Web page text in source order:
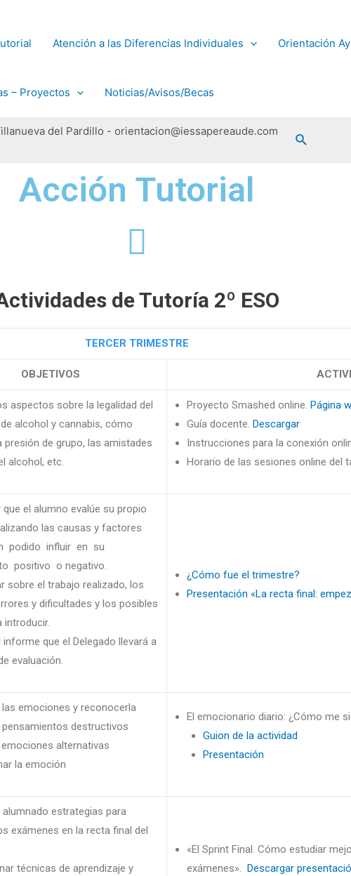
Atención a las Diferencias Individuales Orientación
– Proyectos Noticias/Avisos/Becas
del Pardillo - orientacion@iessapereaude.com
Acción Tutorial
de Tutoría 2º ESO
TERCER TRIMESTRE
OBJETIVOS
aspectos sobre la legalidad del
alcohol y cannabis, cómo
presión de grupo, las amistades
alcohol, etc.
Proyecto Smashed online. Página
Guía docente. Descargar
Instrucciones para la conexión
Horario de las sesiones online del
que el alumno evalúe su propio
las causas y factores
podido influir en su
positivo o negativo.
sobre el trabajo realizado, los
y dificultades y los posibles
introducir.
informe que el Delegado llevará a
evaluación.
¿Cómo fue el trimestre?
Presentación «La recta final:
emociones y reconocerla
destructivos
alternativas
la emoción
El emocionario diario: ¿Cómo me
Guion de la actividad
Presentación
alumnado estrategias para
exámenes en la recta final del
técnicas de aprendizaje y
«El Sprint Final. Cómo estudiar
exámenes». Descargar